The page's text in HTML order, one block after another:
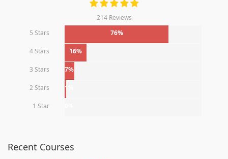
214 Reviews
5 Stars
76%
4 Stars 16%
3 Stars 7%
2 Stars 1%
1 Star
Recent Courses